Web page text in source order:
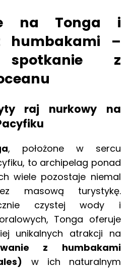
na Tonga i
humbakami –
spotkanie z
raj nurkowy na
, położone w sercu
to archipelag ponad
wiele pozostaje niemal
masową turystykę.
czystej wody i
Tonga oferuje
unikalnych atrakcji na
z humbakami
w ich naturalnym